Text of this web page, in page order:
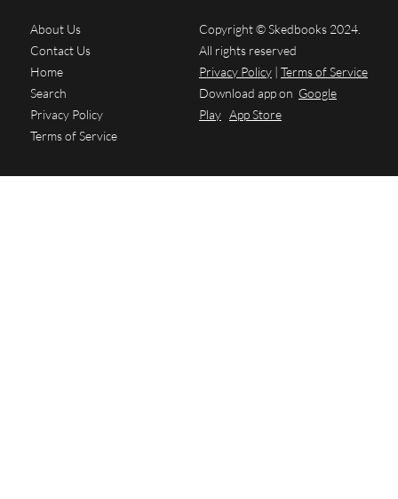
About Us
Contact Us
Home
Search
Privacy Policy
Terms of Service
Copyright © Skedbooks 2024.
All rights reserved
Privacy Policy | Terms of Service
Download app on Google
Play App Store